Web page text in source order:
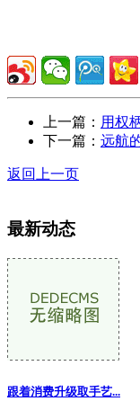
上一篇： 用权
下一篇： 远航
返回上一页
最新动态
跟着消费升级取手艺...